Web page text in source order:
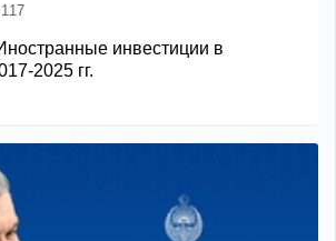
117
инвестиции в
2025 гг.